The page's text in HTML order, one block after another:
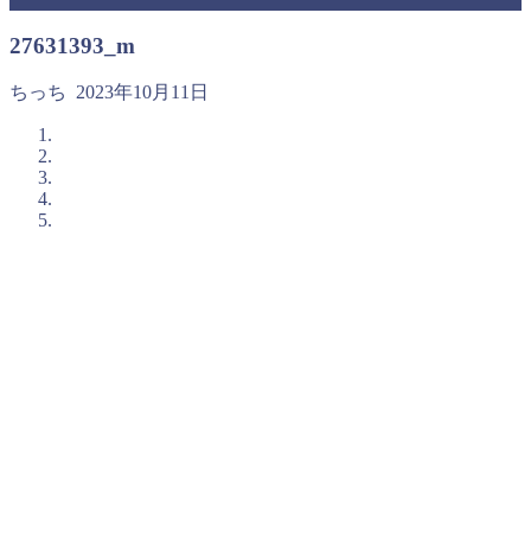
27631393_m
ちっち 2023年10月11日